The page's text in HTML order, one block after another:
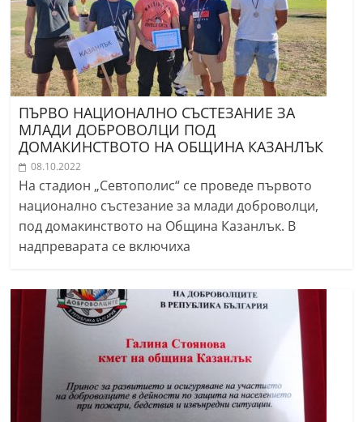
ПЪРВО НАЦИОНАЛНО СЪСТЕЗАНИЕ ЗА
МЛАДИ ДОБРОВОЛЦИ ПОД
ДОМАКИНСТВОТО НА ОБЩИНА КАЗАНЛЪК
08.10.2022
На стадион „Севтополис“ се проведе първото
национално състезание за млади доброволци,
под домакинството на Община Казанлък. В
надпреварата се включиха